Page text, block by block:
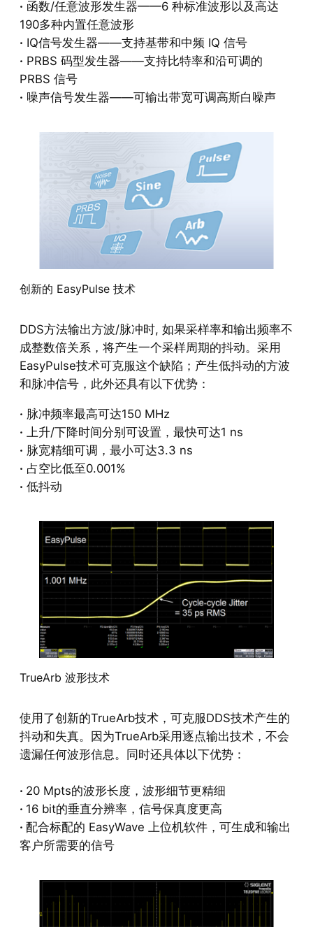
· 函数/任意波形发生器——6 种标准波形以及高达
190多种内置任意波形
· IQ信号发生器——支持基带和中频 IQ 信号
· PRBS 码型发生器——支持比特率和沿可调的
PRBS 信号
· 噪声信号发生器——可输出带宽可调高斯白噪声
创新的 EasyPulse 技术
DDS方法输出方波/脉冲时, 如果采样率和输出频率不
成整数倍关系，将产生一个采样周期的抖动。采用
EasyPulse技术可克服这个缺陷；产生低抖动的方波
和脉冲信号，此外还具有以下优势：
· 脉冲频率最高可达150 MHz
· 上升/下降时间分别可设置，最快可达1 ns
· 脉宽精细可调，最小可达3.3 ns
· 占空比低至0.001%
· 低抖动
TrueArb 波形技术
使用了创新的TrueArb技术，可克服DDS技术产生的
抖动和失真。因为TrueArb采用逐点输出技术，不会
遗漏任何波形信息。同时还具体以下优势：
· 20 Mpts的波形长度，波形细节更精细
· 16 bit的垂直分辨率，信号保真度更高
· 配合标配的 EasyWave 上位机软件，可生成和输出
客户所需要的信号